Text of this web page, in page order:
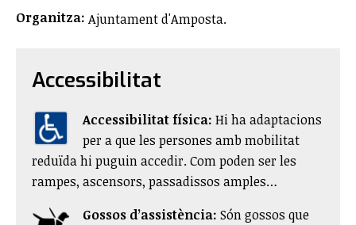
Organitza: Ajuntament d'Amposta.
Accessibilitat
Accessibilitat física: ​Hi ha adaptacions
per a que les persones amb mobilitat
reduïda hi puguin accedir. Com poden ser les
rampes, ascensors, passadissos amples…
Gossos d’assistència: Són gossos que